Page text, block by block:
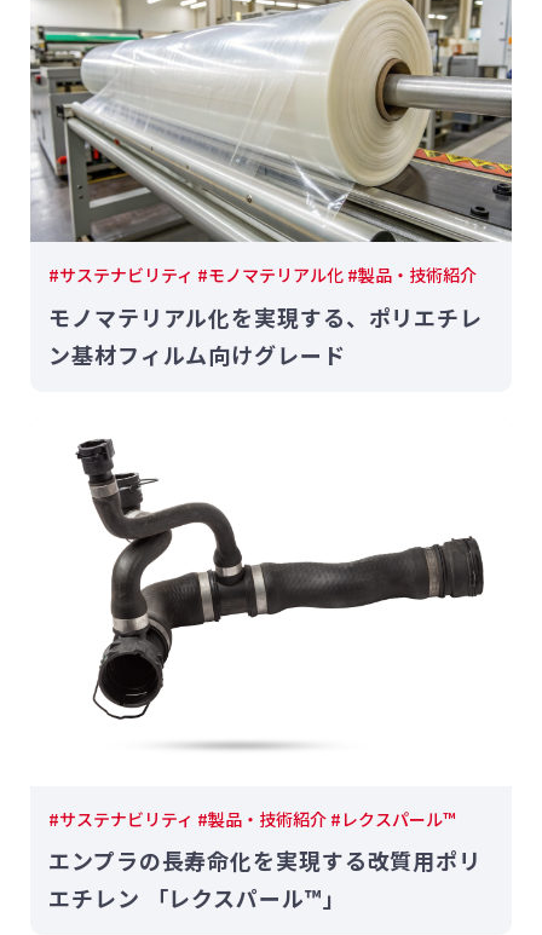
#サステナビリティ #モノマテリアル化 #製品・技術紹介
モノマテリアル化を実現する、ポリエチレ
ン基材フィルム向けグレード
#サステナビリティ #製品・技術紹介 #レクスパール™
エンプラの長寿命化を実現する改質用ポリ
エチレン 「レクスパール™」